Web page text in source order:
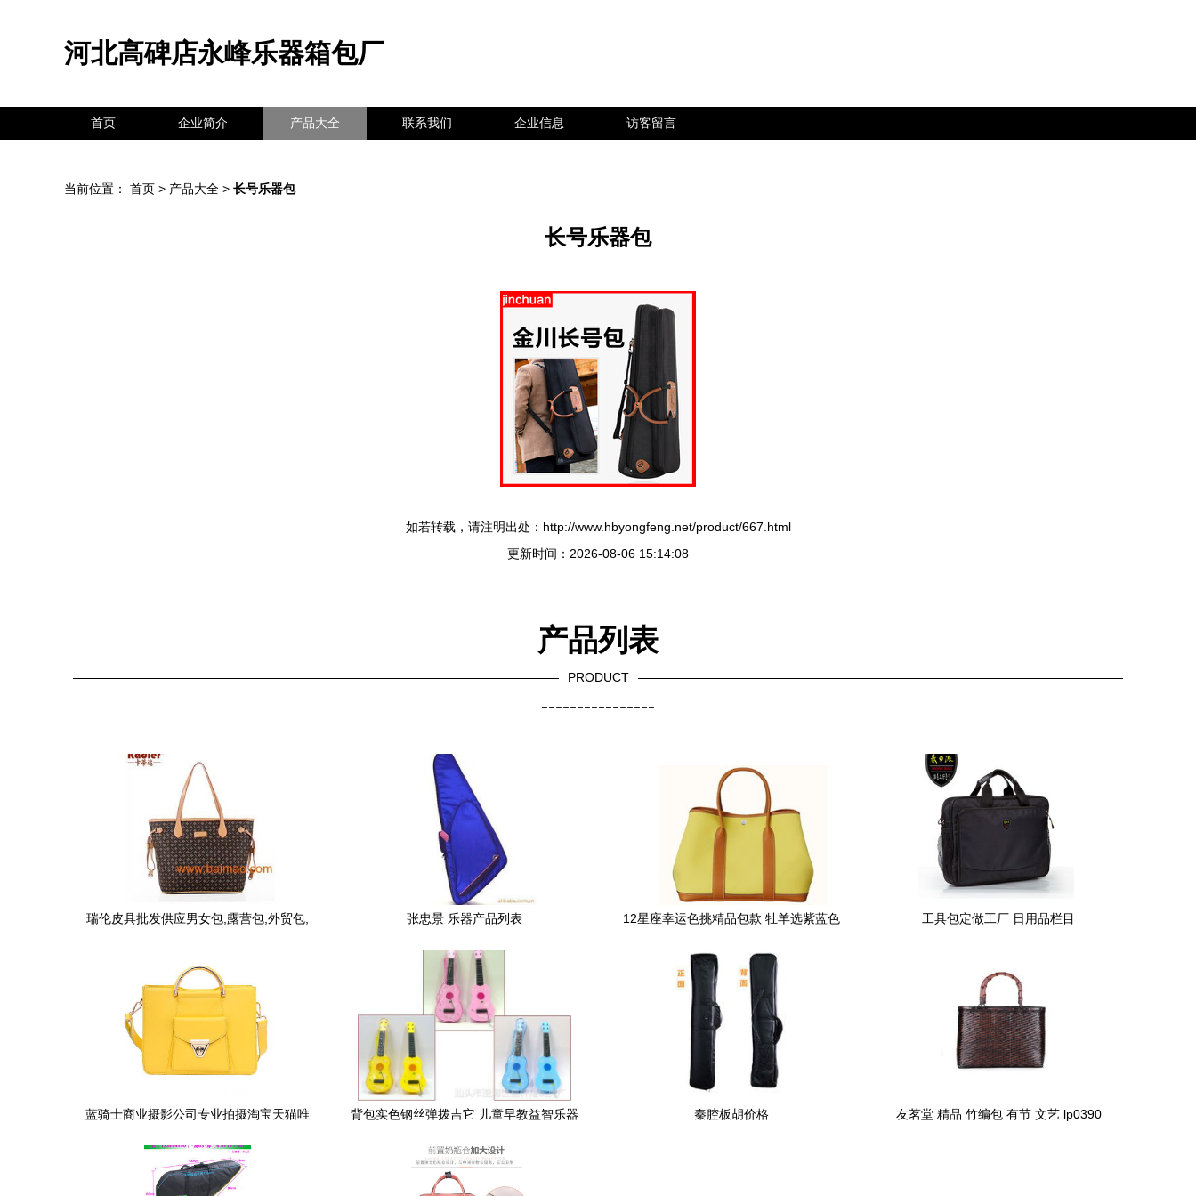
河北高碑店永峰乐器箱包厂
首页 企业简介 产品大全 联系我们 企业信息 访客留言
当前位置： 首页 > 产品大全 > 长号乐器包
长号乐器包
如若转载，请注明出处：http://www.hbyongfeng.net/product/667.html
更新时间：2026-08-06 15:14:08
产品列表
PRODUCT
----------------
瑞伦皮具批发供应男女包,露营包,外贸包,
张忠景 乐器产品列表
12星座幸运色挑精品包款 牡羊选紫蓝色
工具包定做工厂 日用品栏目
蓝骑士商业摄影公司专业拍摄淘宝天猫唯
背包实色钢丝弹拨吉它 儿童早教益智乐器
秦腔板胡价格 友茗堂 精品 竹编包 有节 文艺 lp0390